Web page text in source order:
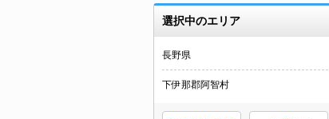
選択中のエリア
長野県
下伊那郡阿智村